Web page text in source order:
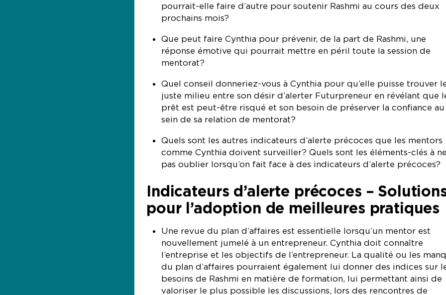
pourrait-elle faire d’autre pour soutenir Rashmi au cours des deux
prochains mois?
Que peut faire Cynthia pour prévenir, de la part de Rashmi, une
réponse émotive qui pourrait mettre en péril toute la session de
mentorat?
Quel conseil donneriez-vous à Cynthia pour qu’elle puisse trouver
juste milieu entre son désir d’alerter Futurpreneur en révélant que
prêt est peut-être risqué et son besoin de préserver la confiance au
sein de sa relation de mentorat?
Quels sont les autres indicateurs d’alerte précoces que les mentors
comme Cynthia doivent surveiller? Quels sont les éléments-clés à ne
pas oublier lorsqu’on fait face à des indicateurs d’alerte précoces?
Indicateurs d’alerte précoces –
pour l’adoption de meilleures pratiques
Une revue du plan d’affaires est essentielle lorsqu’un mentor est
nouvellement jumelé à un entrepreneur. Cynthia doit connaître
l’entreprise et les objectifs de l’entrepreneur. La qualité ou les
du plan d’affaires pourraient également lui donner des indices sur
besoins de Rashmi en matière de formation, lui permettant ainsi de
valoriser le plus possible les discussions, lors des rencontres de